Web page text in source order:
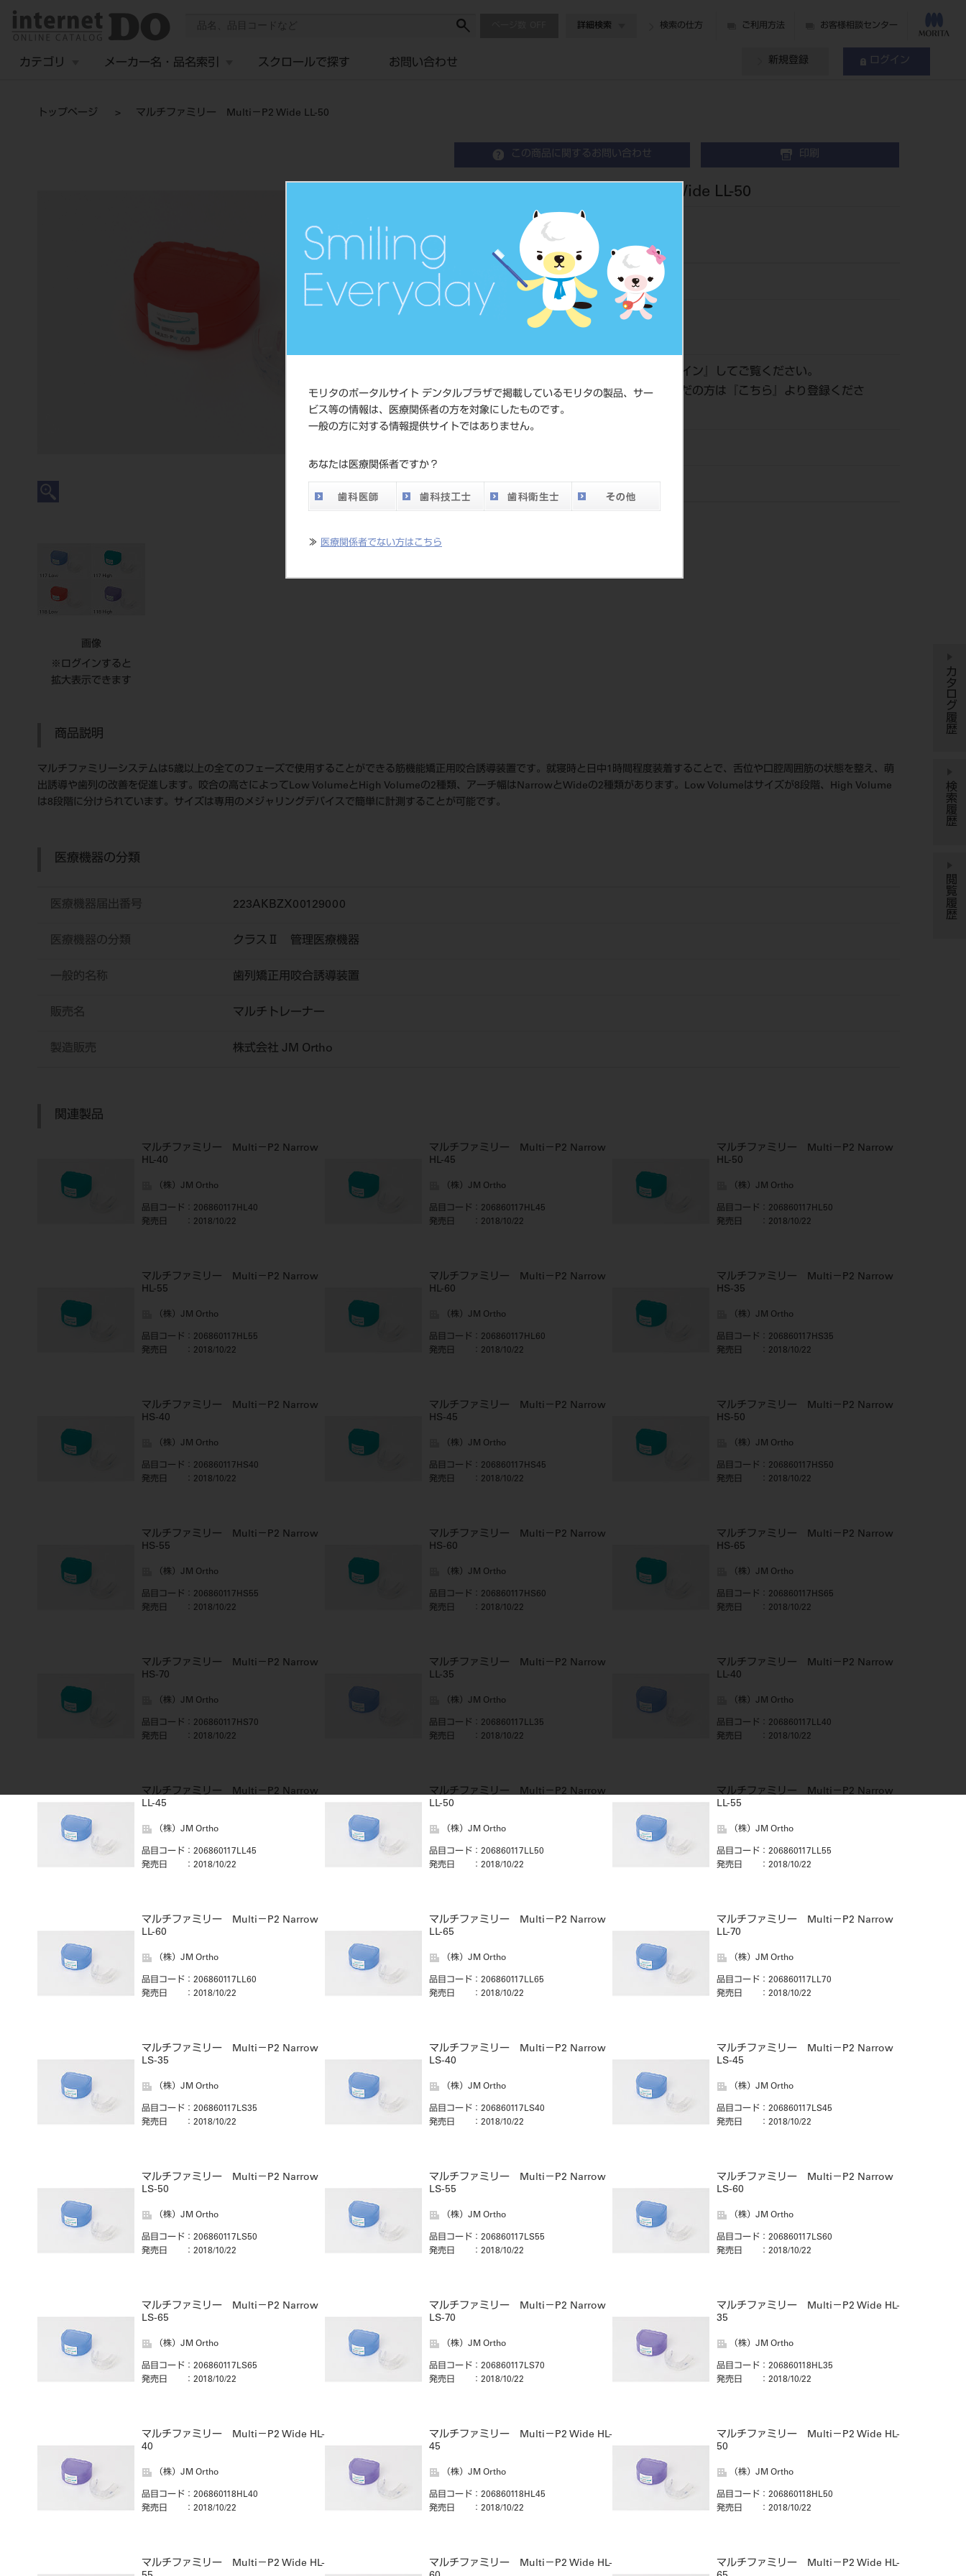
モリタのポータルサイト デンタルプラザで掲載しているモリタの製品、サー
ビス等の情報は、医療関係者の方を対象にしたものです。
一般の方に対する情報提供サイトではありません。
あなたは医療関係者ですか？
≫ 医療関係者でない方はこちら
詳細検索 検索の仕方 ご利用方法 お客様相談センター
カテゴリ メーカー名・品名索引 スクロールで探す お問い合わせ 新規登録 ログイン
トップページ マルチファミリー Multi－P2 Wide LL-50
この商品に関するお問い合わせ 印刷
マルチファミリー Multi－P2 Wide LL-50
歯列矯正用咬合誘導装置
品目コード 206860118LL50
JAN/EANコー
4571261438988
標準価格
ログイン 』してご覧ください。
ネット会員登録がまだの方は『
こちら
』より登録くださ
メーカー （株）JM Ortho
画像
※ログインすると
拡大表示できます
商品説明
マルチファミリーシステムは5歳以上の全てのフェーズで使用することができる筋機能矯正用咬合誘導装置です。就寝時と日中1時間程度装着することで、舌位や口腔周囲筋の状態を整え、萌
出誘導や歯列の改善を促進します。咬合の高さによってLow VolumeとHigh Volumeの2種類、アーチ幅はNarrowとWideの2種類があります。Low Volumeはサイズが8段階、High Volume
は8段階に分けられています。サイズは専用のメジャリングデバイスで簡単に計測することが可能です。
医療機器の分類
医療機器届出番号 223AKBZX00129000
医療機器の分類 クラスⅡ 管理医療機器
一般的名称 歯列矯正用咬合誘導装置
販売名 マルチトレーナー
製造販売 株式会社 JM Ortho
関連製品
マルチファミリー Multi－P2 Narrow
HL-40
（株）JM Ortho
品目コード ：206860117HL40
発売日
：2018/10/22
マルチファミリー Multi－P2 Narrow
HL-45
（株）JM Ortho
品目コード ：206860117HL45
発売日
：2018/10/22
マルチファミリー Multi－P2 Narrow
HL-50
（株）JM Ortho
品目コード ：206860117HL50
発売日
：2018/10/22
マルチファミリー Multi－P2 Narrow
HL-55
（株）JM Ortho
品目コード ：206860117HL55
発売日
：2018/10/22
マルチファミリー Multi－P2 Narrow
HL-60
（株）JM Ortho
品目コード ：206860117HL60
発売日
：2018/10/22
マルチファミリー Multi－P2 Narrow
HS-35
（株）JM Ortho
品目コード ：206860117HS35
発売日
：2018/10/22
マルチファミリー Multi－P2 Narrow
HS-40
（株）JM Ortho
品目コード ：206860117HS40
発売日
：2018/10/22
マルチファミリー Multi－P2 Narrow
HS-45
（株）JM Ortho
品目コード ：206860117HS45
発売日
：2018/10/22
マルチファミリー Multi－P2 Narrow
HS-50
（株）JM Ortho
品目コード ：206860117HS50
発売日
：2018/10/22
マルチファミリー Multi－P2 Narrow
HS-55
（株）JM Ortho
品目コード ：206860117HS55
発売日
：2018/10/22
マルチファミリー Multi－P2 Narrow
HS-60
（株）JM Ortho
品目コード ：206860117HS60
発売日
：2018/10/22
マルチファミリー Multi－P2 Narrow
HS-65
（株）JM Ortho
品目コード ：206860117HS65
発売日
：2018/10/22
マルチファミリー Multi－P2 Narrow
HS-70
（株）JM Ortho
品目コード ：206860117HS70
発売日
：2018/10/22
マルチファミリー Multi－P2 Narrow
LL-35
（株）JM Ortho
品目コード ：206860117LL35
発売日
：2018/10/22
マルチファミリー Multi－P2 Narrow
LL-40
（株）JM Ortho
品目コード ：206860117LL40
発売日
：2018/10/22
マルチファミリー Multi－P2 Narrow
LL-45
（株）JM Ortho
品目コード ：206860117LL45
発売日
：2018/10/22
マルチファミリー Multi－P2 Narrow
LL-50
（株）JM Ortho
品目コード ：206860117LL50
発売日
：2018/10/22
マルチファミリー Multi－P2 Narrow
LL-55
（株）JM Ortho
品目コード ：206860117LL55
発売日
：2018/10/22
マルチファミリー Multi－P2 Narrow
LL-60
（株）JM Ortho
品目コード ：206860117LL60
発売日
：2018/10/22
マルチファミリー Multi－P2 Narrow
LL-65
（株）JM Ortho
品目コード ：206860117LL65
発売日
：2018/10/22
マルチファミリー Multi－P2 Narrow
LL-70
（株）JM Ortho
品目コード ：206860117LL70
発売日
：2018/10/22
マルチファミリー Multi－P2 Narrow
LS-35
（株）JM Ortho
品目コード ：206860117LS35
発売日
：2018/10/22
マルチファミリー Multi－P2 Narrow
LS-40
（株）JM Ortho
品目コード ：206860117LS40
発売日
：2018/10/22
マルチファミリー Multi－P2 Narrow
LS-45
（株）JM Ortho
品目コード ：206860117LS45
発売日
：2018/10/22
マルチファミリー Multi－P2 Narrow
LS-50
（株）JM Ortho
品目コード ：206860117LS50
発売日
：2018/10/22
マルチファミリー Multi－P2 Narrow
LS-55
（株）JM Ortho
品目コード ：206860117LS55
発売日
：2018/10/22
マルチファミリー Multi－P2 Narrow
LS-60
（株）JM Ortho
品目コード ：206860117LS60
発売日
：2018/10/22
マルチファミリー Multi－P2 Narrow
LS-65
（株）JM Ortho
品目コード ：206860117LS65
発売日
：2018/10/22
マルチファミリー Multi－P2 Narrow
LS-70
（株）JM Ortho
品目コード ：206860117LS70
発売日
：2018/10/22
マルチファミリー Multi－P2 Wide HL-
35
（株）JM Ortho
品目コード ：206860118HL35
発売日
：2018/10/22
マルチファミリー Multi－P2 Wide HL-
40
（株）JM Ortho
品目コード ：206860118HL40
発売日
：2018/10/22
マルチファミリー Multi－P2 Wide HL-
45
（株）JM Ortho
品目コード ：206860118HL45
発売日
：2018/10/22
マルチファミリー Multi－P2 Wide HL-
50
（株）JM Ortho
品目コード ：206860118HL50
発売日
：2018/10/22
マルチファミリー Multi－P2 Wide HL-
マルチファミリー Multi－P2 Wide HL-
マルチファミリー Multi－P2 Wide HL-
カタログ履歴
検索履歴
閲覧履歴